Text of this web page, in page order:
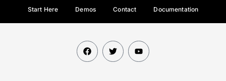
Start Here Demos Contact Documentation